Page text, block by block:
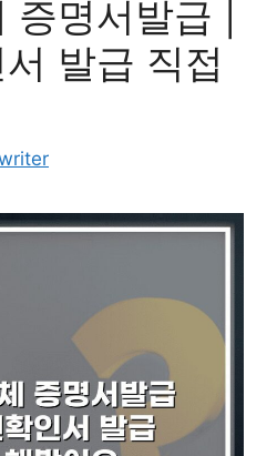
명서발급 |
발급 직접